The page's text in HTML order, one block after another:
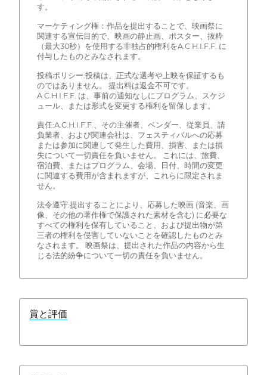
す。
マーケティング権：作品を提出することで、映画祭に
関連する宣伝目的で、映画の静止画、ポスター、抜粋
（最大30秒）を使用する非独占的権利をA.C.H.I.F.F. に
付与したものとみなされます。
投稿ポリシー:投稿は、正式な選考や上映を保証するも
のではありません。 提出料は返金不可です。
A.C.H.I.F.F. は、事前の通知なしにプログラム、スケジ
ュール、または形式を変更する権利を留保します。
責任:A.C.H.I.F.F.、その主催者、ベンダー、従業員、請
負業者、および関連会社は、フェスティバルへの応募
または参加に関連して発生した費用、損害、または損
失について一切責任を負いません。 これには、旅費、
宿泊費、またはプログラム、会場、日付、時間の変更
に関連する費用が含まれますが、これらに限定されま
せん。
法令遵守:提出することにより、応募した映画 (音楽、画
像、その他の著作権で保護された素材を含む) に必要な
すべての権利を保有していること、および提出物が第
三者の権利を侵害していないことを確認したものとみ
なされます。 映画祭は、提出された作品の内容から生
じる法的紛争について一切の責任を負いません。
賞と評価